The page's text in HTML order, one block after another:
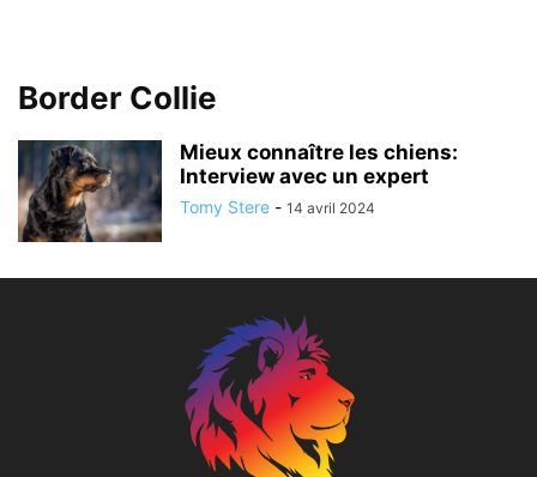
Border Collie
Mieux connaître les chiens:
Interview avec un expert
Tomy Stere - 14 avril 2024